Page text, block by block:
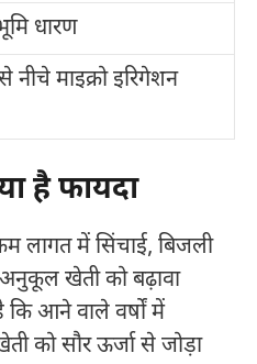
धारण
नीचे माइक्रो इरिगेशन
है फायदा
लागत में सिंचाई, बिजली
खेती को बढ़ावा
कि आने वाले वर्षों में
को सौर ऊर्जा से जोड़ा